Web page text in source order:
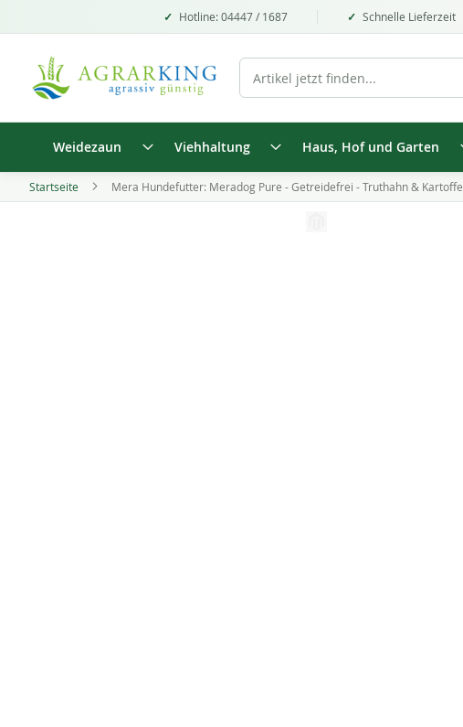
Hotline: 04447 / 1687 Schnelle Lieferzeit
Weidezaun Viehhaltung Haus, Hof und Garten
Startseite Mera Hundefutter: Meradog Pure - Getreidefrei - Truthahn &